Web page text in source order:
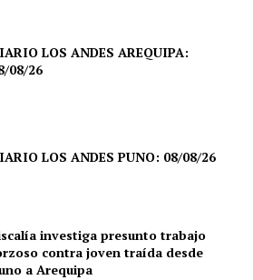
LOS ANDES AREQUIPA:
08/26
LOS ANDES PUNO: 08/08/26
investiga presunto trabajo
contra joven traída desde
a Arequipa